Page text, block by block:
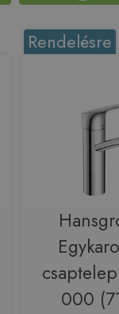
Rendelésre
000